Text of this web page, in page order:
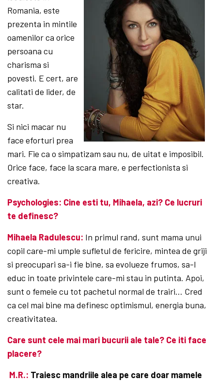
Romania, este
prezenta in mintile
oamenilor ca orice
persoana cu
charisma si
povesti. E cert, are
calitati de lider, de
star.
Si nici macar nu
face eforturi prea
mari. Fie ca o simpatizam sau nu, de uitat e imposibil.
Orice face, face la scara mare, e perfectionista si
creativa.
Psychologies: Cine esti tu, Mihaela, azi? Ce lucruri
te definesc?
Mihaela Radulescu: In primul rand, sunt mama unui
copil care-mi umple sufletul de fericire, mintea de griji
si preocupari sa-i fie bine, sa evolueze frumos, sa-l
educ in toate privintele care-mi stau in putinta. Apoi,
sunt o femeie cu tot pachetul normal de trairi… Cred
ca cel mai bine ma definesc optimismul, energia buna,
creativitatea.
Care sunt cele mai mari bucurii ale tale? Ce iti face
placere?
M.R.: Traiesc mandriile alea pe care doar mamele